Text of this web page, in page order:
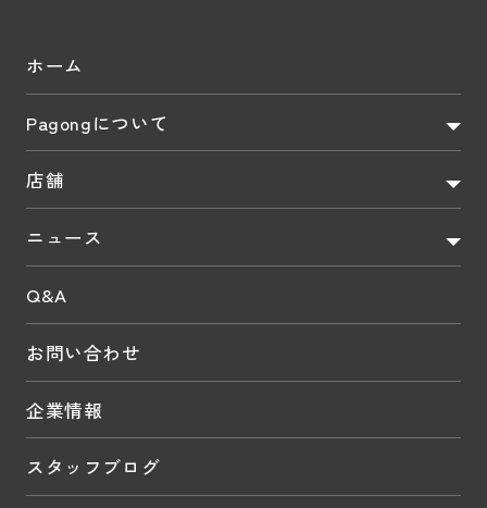
ホーム
Pagongについて
店舗
ニュース
Q&A
お問い合わせ
企業情報
スタッフブログ